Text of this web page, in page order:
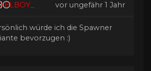
vor ungefähr 1 Jahr
würde ich die Spawner
bevorzugen :)